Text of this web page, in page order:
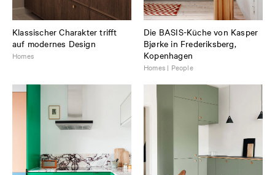
Klassischer Charakter trifft
auf modernes Design
Homes
Die BASIS-Küche von Kasper
Bjørke in Frederiksberg,
Kopenhagen
Homes | People